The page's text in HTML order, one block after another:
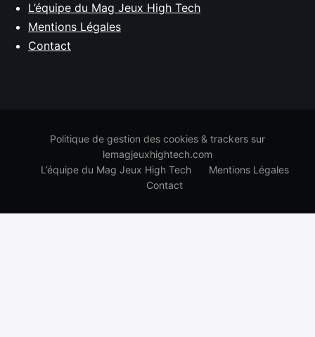
L’équipe du Mag Jeux High Tech
Mentions Légales
Contact
Politique de gestion des cookies & trackers sur
lemagjeuxhightech.com
L’équipe du Mag Jeux High Tech
Mentions Légales
Contact